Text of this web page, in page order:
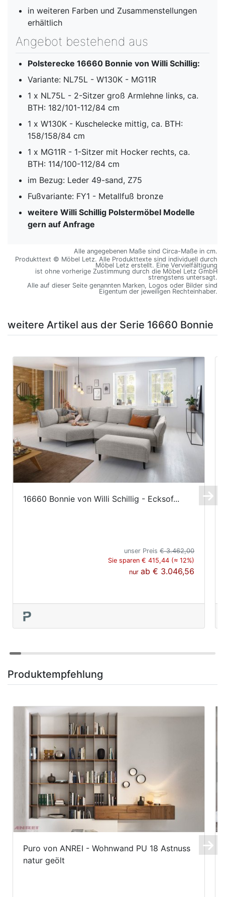
in weiteren Farben und Zusammenstellungen
erhältlich
Angebot bestehend aus
Polsterecke 16660 Bonnie von Willi Schillig:
Variante: NL75L - W130K - MG11R
1 x NL75L - 2-Sitzer groß Armlehne links, ca.
BTH: 182/101-112/84 cm
1 x W130K - Kuschelecke mittig, ca. BTH:
158/158/84 cm
1 x MG11R - 1-Sitzer mit Hocker rechts, ca.
BTH: 114/100-112/84 cm
im Bezug: Leder 49-sand, Z75
Fußvariante: FY1 - Metallfuß bronze
weitere Willi Schillig Polstermöbel Modelle
gern auf Anfrage
Alle angegebenen Maße sind Circa-Maße in cm.
Produkttext © Möbel Letz. Alle Produkttexte sind individuell durch
Möbel Letz erstellt. Eine Vervielfältigung
ist ohne vorherige Zustimmung durch die Möbel Letz GmbH
strengstens untersagt.
Alle auf dieser Seite genannten Marken, Logos oder Bilder sind
Eigentum der jeweiligen Rechteinhaber.
weitere Artikel aus der Serie 16660 Bonnie
16660 Bonnie von Willi Schillig - Ecksof...
unser Preis€ 3.462,00
Sie sparen € 415,44 (≈ 12%)
nurab€ 3.046,56
Produktempfehlung
Puro von ANREI - Wohnwand PU 18 Astnuss
natur geölt